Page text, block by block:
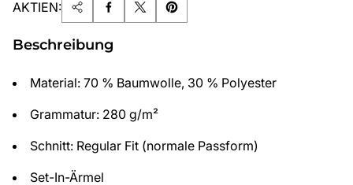
AKTIEN:
Beschreibung
Material: 70 % Baumwolle, 30 % Polyester
Grammatur: 280 g/m²
Schnitt: Regular Fit (normale Passform)
Set-In-Ärmel